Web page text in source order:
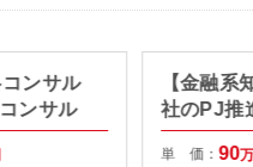
ンサル
ンサル
【金融系
社のPJ推
単 価： 90